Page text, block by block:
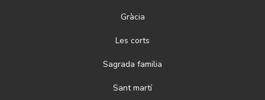
Gràcia
Les corts
Sagrada familia
Sant martí